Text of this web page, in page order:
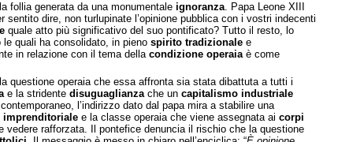
follia generata da una monumentale ignoranza. Papa Leone XIII
sentito dire, non turlupinate l’opinione pubblica con i vostri indecenti
quale atto più significativo del suo pontificato? Tutto il resto, lo
le quali ha consolidato, in pieno spirito tradizionale e
in relazione con il tema della condizione operaiaè come
questione operaia che essa affronta sia stata dibattuta a tutti i
e la stridente disuguaglianzache un capitalismo industriale
l’indirizzo dato dal papa mira a stabilire una
imprenditoriale e la classe operaia che viene assegnata ai corpi
vedere rafforzata. Il pontefice denuncia il rischio che la questione